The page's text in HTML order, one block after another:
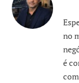
no
é